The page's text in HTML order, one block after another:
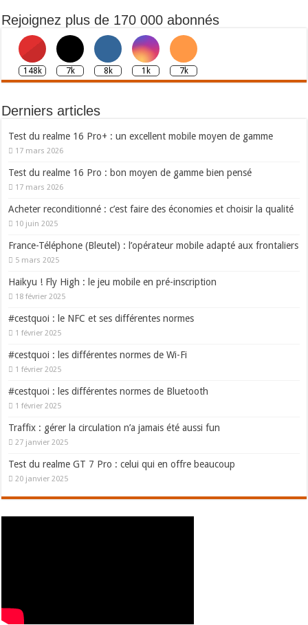
Rejoignez plus de 170 000 abonnés
148k 7k 8k 1k 7k
Derniers articles
Test du realme 16 Pro+ : un excellent mobile moyen de gamme
17 mars 2026
Test du realme 16 Pro : bon moyen de gamme bien pensé
17 mars 2026
Acheter reconditionné : c’est faire des économies et choisir la qualité
10 juin 2025
France-Téléphone (Bleutel) : l’opérateur mobile adapté aux frontaliers
5 mars 2025
Haikyu ! Fly High : le jeu mobile en pré-inscription
18 février 2025
#cestquoi : le NFC et ses différentes normes
1 février 2025
#cestquoi : les différentes normes de Wi-Fi
1 février 2025
#cestquoi : les différentes normes de Bluetooth
1 février 2025
Traffix : gérer la circulation n’a jamais été aussi fun
27 janvier 2025
Test du realme GT 7 Pro : celui qui en offre beaucoup
20 janvier 2025